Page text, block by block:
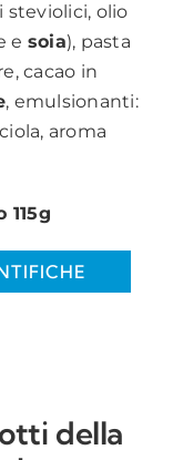
steviolici, olio
e soia), pasta
cacao in
, emulsionanti:
aroma
115g
della